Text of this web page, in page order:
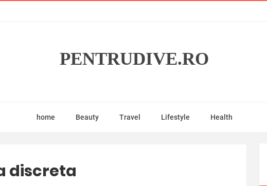
PENTRUDIVE.RO
home Beauty Travel Lifestyle Health
discreta